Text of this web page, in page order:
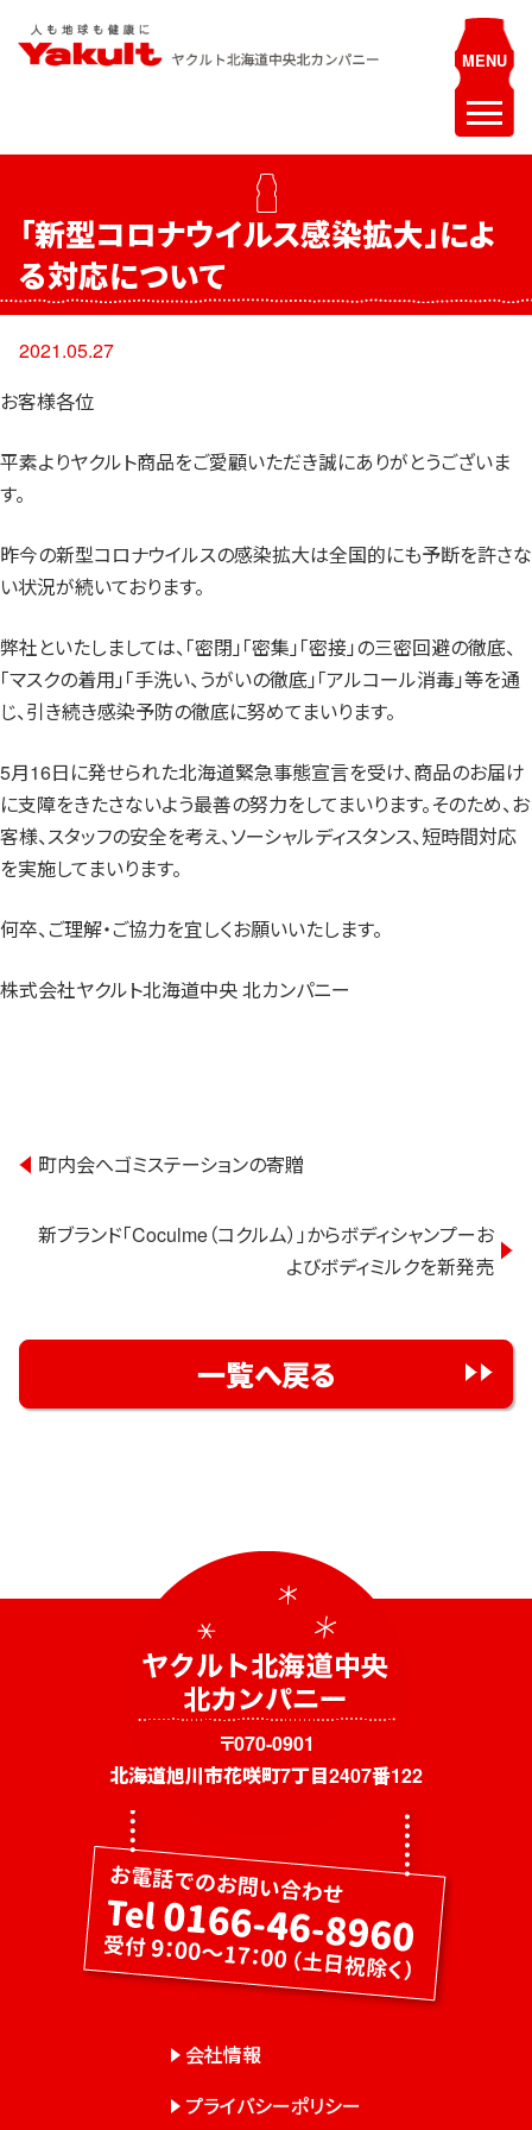
最新情報
お知らせ
採用情報
社員募集
健康教室・出前授業
会社概要
会社情報
事業紹介
センター一覧
サロン一覧
お問い合わせ
「新型コロナウイルス感染拡大」によ
る対応について
2021.05.27
お客様各位
平素よりヤクルト商品をご愛顧いただき誠にありがとうございま
す。
昨今の新型コロナウイルスの感染拡大は全国的にも予断を許さな
い状況が続いております。
弊社といたしましては、「密閉」「密集」「密接」の三密回避の徹底、
「マスクの着用」「手洗い、うがいの徹底」「アルコール消毒」等を通
じ、引き続き感染予防の徹底に努めてまいります。
5月16日に発せられた北海道緊急事態宣言を受け、商品のお届け
に支障をきたさないよう最善の努力をしてまいります。そのため、お
客様、スタッフの安全を考え、ソーシャルディスタンス、短時間対応
を実施してまいります。
何卒、ご理解・ご協力を宜しくお願いいたします。
株式会社ヤクルト北海道中央 北カンパニー
投
ナ
ゲ
ー
町内会へゴミステーションの寄贈
新ブランド「Coculme（コクルム）」からボディシャンプーお
よびボディミルクを新発売
一覧へ戻る
〒070-0901
北海道旭川市花咲町7丁目2407番122
会社情報
プライバシーポリシー